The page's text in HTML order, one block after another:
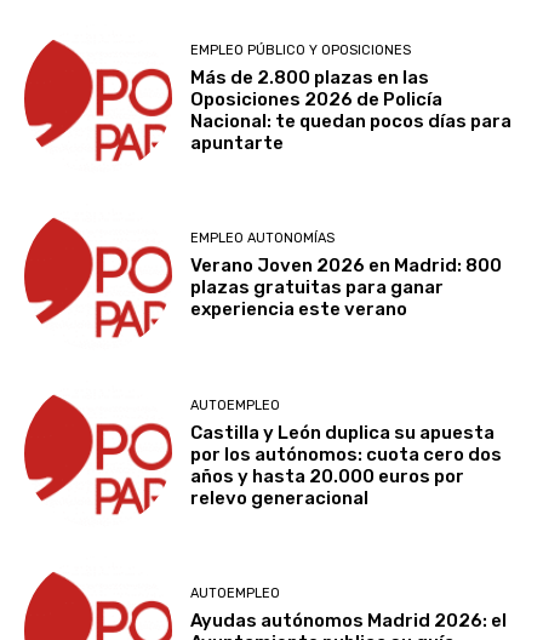
EMPLEO PÚBLICO Y OPOSICIONES
Más de 2.800 plazas en las
Oposiciones 2026 de Policía
Nacional: te quedan pocos días para
apuntarte
EMPLEO AUTONOMÍAS
Verano Joven 2026 en Madrid: 800
plazas gratuitas para ganar
experiencia este verano
AUTOEMPLEO
Castilla y León duplica su apuesta
por los autónomos: cuota cero dos
años y hasta 20.000 euros por
relevo generacional
AUTOEMPLEO
Ayudas autónomos Madrid 2026: el